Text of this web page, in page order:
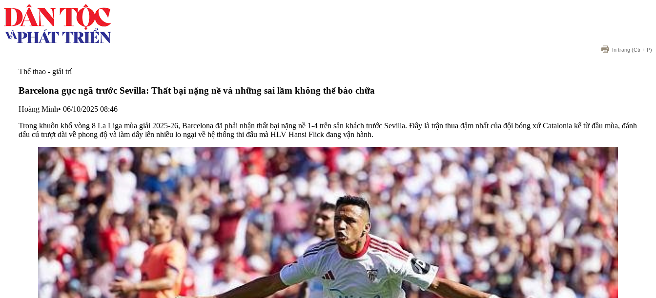
In trang (Ctr + P)
Thể thao - giải trí
Barcelona gục ngã trước Sevilla: Thất bại nặng nề và những sai lầm không thể bào chữa
Hoàng Minh• 06/10/2025 08:46
Trong khuôn khổ vòng 8 La Liga mùa giải 2025-26, Barcelona đã phải nhận thất bại nặng nề 1-4 trên sân khách trước Sevilla. Đây là trận thua đậm nhất của đội bóng xứ Catalonia kể từ đầu mùa, đánh
dấu cú trượt dài về phong độ và làm dấy lên nhiều lo ngại về hệ thống thi đấu mà HLV Hansi Flick đang vận hành.